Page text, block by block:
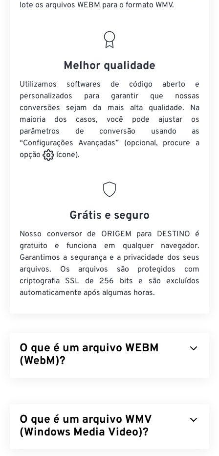
lote os arquivos WEBM para o formato WMV.
Melhor qualidade
Utilizamos softwares de código aberto e
personalizados para garantir que nossas
conversões sejam da mais alta qualidade. Na
maioria dos casos, você pode ajustar os
parâmetros de conversão usando as
“Configurações Avançadas” (opcional, procure a
opção
ícone).
Grátis e seguro
Nosso conversor de ORIGEM para DESTINO é
gratuito e funciona em qualquer navegador.
Garantimos a segurança e a privacidade dos seus
arquivos. Os arquivos são protegidos com
criptografia SSL de 256 bits e são excluídos
automaticamente após algumas horas.
O que é um arquivo WEBM
(WebM)?
com HTML5, originalmente. Ele suporta capítulos,
legendas, legendas ocultas, tags de metadados,
O que é um arquivo WMV
(Windows Media Video)?